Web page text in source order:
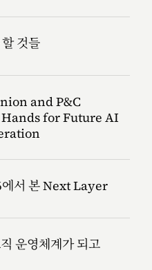
것들
and P&C
for Future AI
서 본 Next Layer
운영체계가 되고